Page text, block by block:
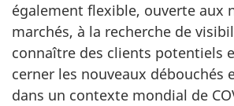
également flexible, ouverte aux
marchés, à la recherche de
connaître des clients potentiels
cerner les nouveaux débouchés
dans un contexte mondial de